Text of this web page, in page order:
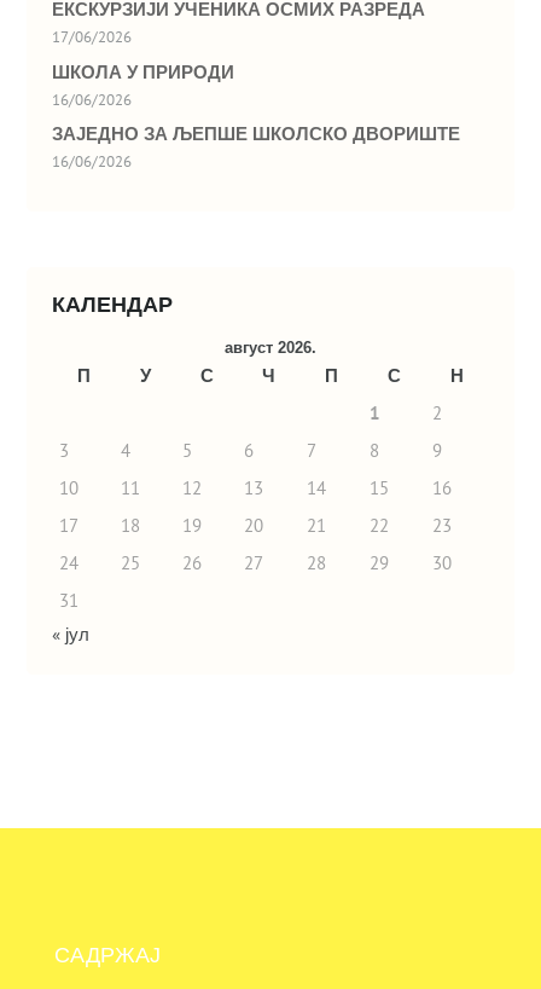
ЕКСКУРЗИЈИ УЧЕНИКА ОСМИХ РАЗРЕДА
17/06/2026
ШКОЛА У ПРИРОДИ
16/06/2026
ЗАЈЕДНО ЗА ЉЕПШЕ ШКОЛСКО ДВОРИШТЕ
16/06/2026
КАЛЕНДАР
август 2026.
П У С Ч П С
Н
1
2
3
4 5 6 7 8
9
10
11 12 13 14 15
16
17
18 19 20 21 22
23
24
25 26 27 28 29
30
31
« јул
САДРЖАЈ